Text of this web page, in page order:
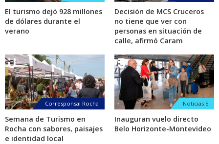
El turismo dejó 928 millones
de dólares durante el
verano
Decisión de MCS Cruceros
no tiene que ver con
personas en situación de
calle, afirmó Caram
Corresponsal Rocha
Semana de Turismo en
Rocha con sabores, paisajes
e identidad local
Noticias 5
Inauguran vuelo directo
Belo Horizonte-Montevideo